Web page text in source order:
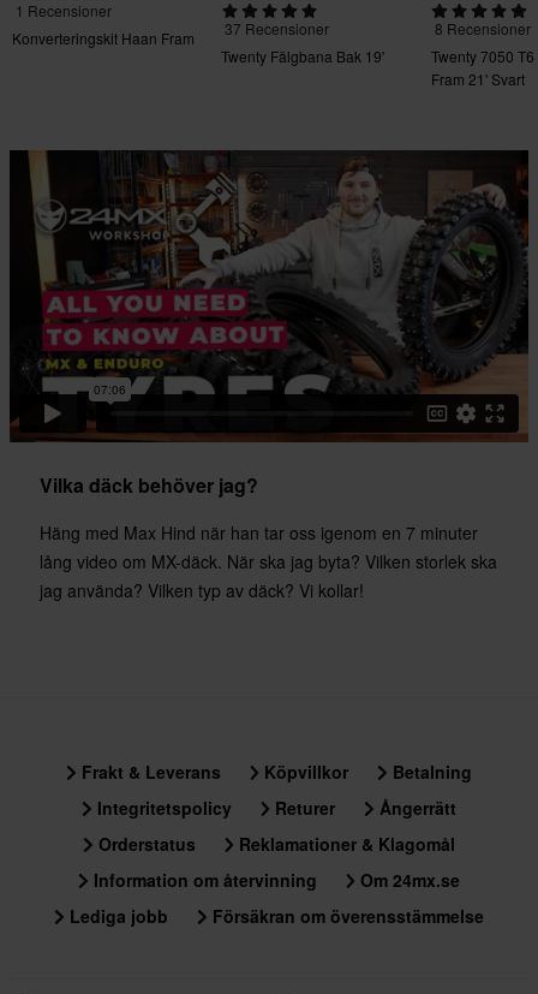
1 Recensioner
Konverteringskit Haan Fram
37 Recensioner
Twenty Fälgbana Bak 19'
8 Recensioner
Twenty 7050
Fram 21' Svart
Vilka däck behöver jag?
Häng med Max Hind när han tar oss igenom en 7 minuter
lång video om MX-däck. När ska jag byta? Vilken storlek ska
jag använda? Vilken typ av däck? Vi kollar!
Frakt & Leverans Köpvillkor
Betalning
Integritetspolicy
Returer
Ångerrätt
Orderstatus
Reklamationer & Klagomål
Information om återvinning
Om 24mx.se
Lediga jobb
Försäkran om överensstämmelse